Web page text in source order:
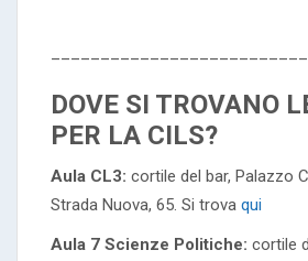
DOVE SI TROVANO
PER LA CILS?
Aula CL3: cortile del bar, Palazzo
Strada Nuova, 65. Si trova qui
Aula 7 Scienze Politiche: cortile